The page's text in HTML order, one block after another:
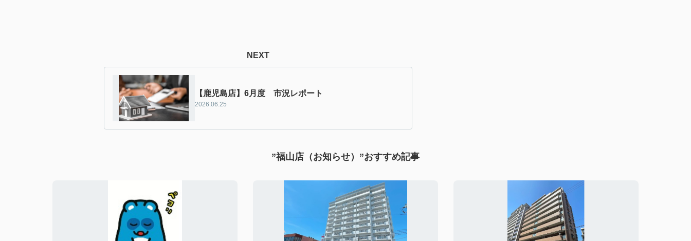
NEXT
【鹿児島店】6月度 市況レポート
2026.06.25
”福山店（お知らせ）”おすすめ記事